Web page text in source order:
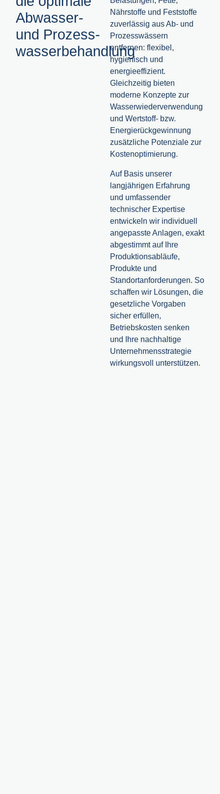
Abwasser-
und Prozess-
wasserbehandlung
Nährstoffe und Feststoffe
zuverlässig aus Ab- und
Prozesswässern
entfernen: flexibel,
hygienisch und
energieeffizient.
Gleichzeitig bieten
moderne Konzepte zur
Wasserwiederverwendung
und Wertstoff- bzw.
Energierückgewinnung
zusätzliche Potenziale zur
Kostenoptimierung.
Auf Basis unserer
langjährigen Erfahrung
und umfassender
technischer Expertise
entwickeln wir individuell
angepasste Anlagen, exakt
abgestimmt auf Ihre
Produktionsabläufe,
Produkte und
Standortanforderungen. So
schaffen wir Lösungen, die
gesetzliche Vorgaben
sicher erfüllen,
Betriebskosten senken
und Ihre nachhaltige
Unternehmensstrategie
wirkungsvoll unterstützen.